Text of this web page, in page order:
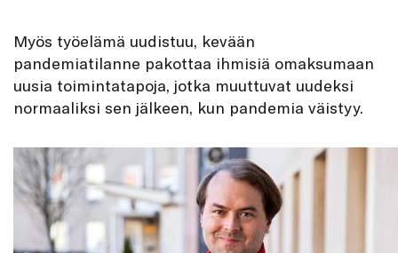
Myös työelämä uudistuu, kevään
pandemiatilanne pakottaa ihmisiä omaksumaan
uusia toimintatapoja, jotka muuttuvat uudeksi
normaaliksi sen jälkeen, kun pandemia väistyy.